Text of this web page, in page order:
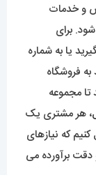
و خدمات
برای
یا به شماره
به فروشگاه
تا مجموعه
، هر مشتری یک
که نیازهای
برآورده می